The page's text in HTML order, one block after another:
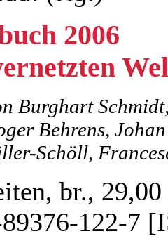
2006
Burghart
Behrens,
Schöll,
br., 29,00
122-7